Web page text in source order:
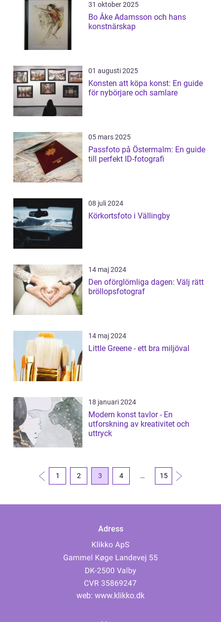
31 oktober 2025
Bo Åke Adamsson och hans
konstnärskap
01 augusti 2025
Konsten att köpa konst: En guide
för nybörjare och samlare
05 mars 2025
Passfoto på Östermalm: En guide
till perfekt ID-fotografi
08 juli 2024
Körkortsfoto i Vällingby
14 maj 2024
Den oförglömliga dagen: Välj rätt
bröllopsfotograf
14 maj 2024
Little Greene - ett bra miljöval
18 januari 2024
Modern konst tavlor - En
utforskning av kreativitet och
uttryck
1 2 3 4 … 15
Adress
web: www.klikko.dk